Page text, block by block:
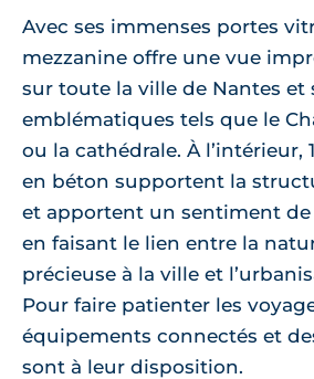
Avec ses immenses portes
mezzanine offre une vue
sur toute la ville de Nantes et
emblématiques tels que le
ou la cathédrale. À l’intérieur,
en béton supportent la
et apportent un sentiment
en faisant le lien entre la
précieuse à la ville et
Pour faire patienter les
équipements connectés et
sont à leur disposition.